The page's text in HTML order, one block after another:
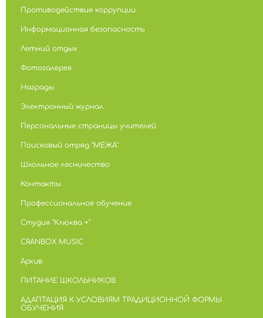
Противодействие коррупции
Информационная безопасность
Летний отдых
Фотогалерея
Награды
Электронный журнал
Персональные страницы учителей
Поисковый отряд "МЕЖА"
Школьное лесничество
Контакты
Профессиональное обучение
Студия "Клюква +"
CRANBOX MUSIC
Архив
ПИТАНИЕ ШКОЛЬНИКОВ
АДАПТАЦИЯ К УСЛОВИЯМ ТРАДИЦИОННОЙ ФОРМЫ
ОБУЧЕНИЯ